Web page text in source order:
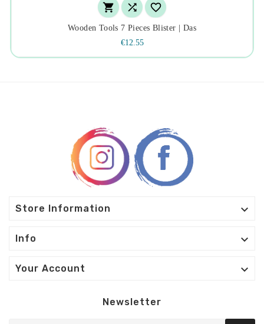
  
Wooden Tools 7 Pieces Blister | Das
€12.55
Store Information 
Info 
Your Account 
Newsletter